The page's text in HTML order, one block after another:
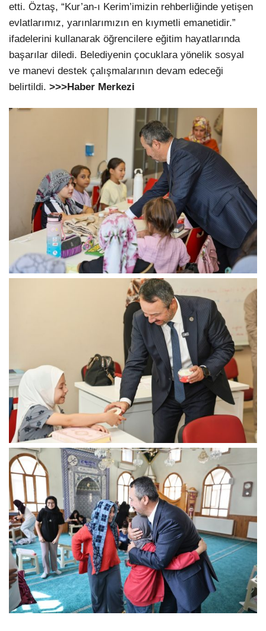
etti. Öztaş, “Kur’an-ı Kerim’imizin rehberliğinde yetişen
evlatlarımız, yarınlarımızın en kıymetli emanetidir.”
ifadelerini kullanarak öğrencilere eğitim hayatlarında
başarılar diledi. Belediyenin çocuklara yönelik sosyal
ve manevi destek çalışmalarının devam edeceği
belirtildi. >>>Haber Merkezi